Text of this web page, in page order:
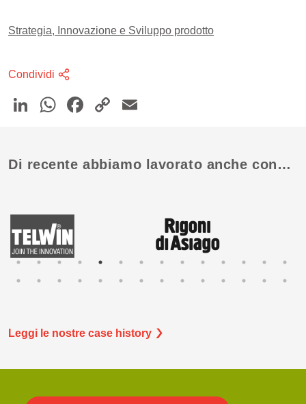
Strategia, Innovazione e Sviluppo prodotto
Condividi
Di recente abbiamo lavorato anche con…
Leggi le nostre case history